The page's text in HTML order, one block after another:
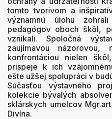
tomto tvorivom a
významnú úlohu
pedagógov oboch škôl,
vznikali. Spoločná
zaujímavou názorovou,
konfrontáciou nielen
prispeje k ich
ešte užšej spolupráci v
Súčasťou výstavného
kolekcie bývalých
sklárskych umelcov
Divína.